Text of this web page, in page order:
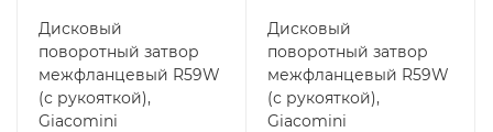
Дисковый
поворотный затвор
межфланцевый R59W
(с рукояткой),
Giacomini
Дисковый
поворотный затвор
межфланцевый R59W
(с рукояткой),
Giacomini